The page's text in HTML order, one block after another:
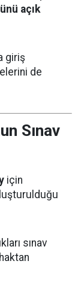
açık
giriş
de
Sınav
için
sınav